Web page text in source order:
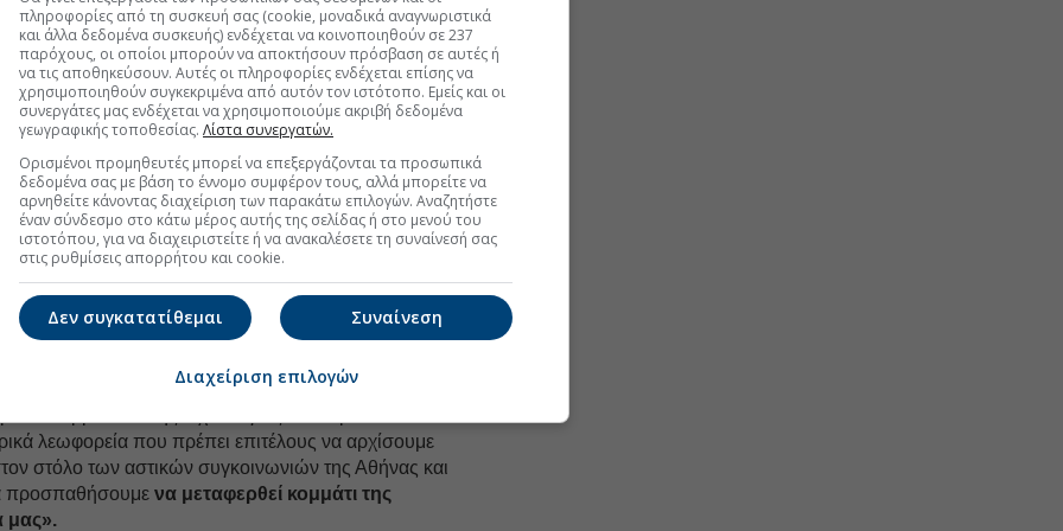
χρόνια, οι επεκτάσεις είναι τέτοιες που μας
μικρότερα λεωφορεία από τις γειτονιές της Αθήνας
Αυτός είναι ο στόχος, όπως και το να βρούμε τα
μας επιτρέψουν να ανανεώσουμε τον στόλο».
στοGoogle Discover!
εξελίξεις με την υπογραφη εγκυρότητας του Euro2day.gr
FOLLOW US
Ακολουθήστε τη σελίδα τουEuro2day.gr στοLinkedin
να δανείζεται ή να παίρνει πόρους
Η γνώμη μου είναι πως και για τα εναλλακτικά
αντιρρυπαντικής τεχνολογίας που πρέπει να
λεωφορεία που πρέπει επιτέλους να αρχίσουμε
στόλο των αστικών συγκοινωνιών της Αθήνας και
προσπαθήσουμενα μεταφερθεί κομμάτι της
μας».
πληροφορίες από τη συσκευή σας (cookie, μοναδικά αναγνωριστικά
και άλλα δεδομένα συσκευής) ενδέχεται να κοινοποιηθούν σε 237
παρόχους, οι οποίοι μπορούν να αποκτήσουν πρόσβαση σε αυτές ή
να τις αποθηκεύσουν. Αυτές οι πληροφορίες ενδέχεται επίσης να
χρησιμοποιηθούν συγκεκριμένα από αυτόν τον ιστότοπο. Εμείς και οι
συνεργάτες μας ενδέχεται να χρησιμοποιούμε ακριβή δεδομένα
γεωγραφικής τοποθεσίας. Λίστα συνεργατών.
Ορισμένοι προμηθευτές μπορεί να επεξεργάζονται τα προσωπικά
δεδομένα σας με βάση το έννομο συμφέρον τους, αλλά μπορείτε να
αρνηθείτε κάνοντας διαχείριση των παρακάτω επιλογών. Αναζητήστε
έναν σύνδεσμο στο κάτω μέρος αυτής της σελίδας ή στο μενού του
ιστοτόπου, για να διαχειριστείτε ή να ανακαλέσετε τη συναίνεσή σας
στις ρυθμίσεις απορρήτου και cookie.
Συναίνεση
Δεν συγκατατίθεμαι
Διαχείριση επιλογών